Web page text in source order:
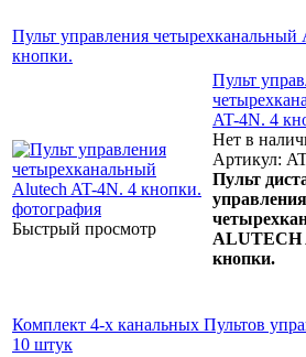
Пульт управления четырехканальный
кнопки.
Быстрый просмотр
Пульт
AT-4N. 4
Нет в
Артикул:
Пульт
управления
ALUTECH
кнопки.
Комплект 4-х канальных Пультов
10 штук